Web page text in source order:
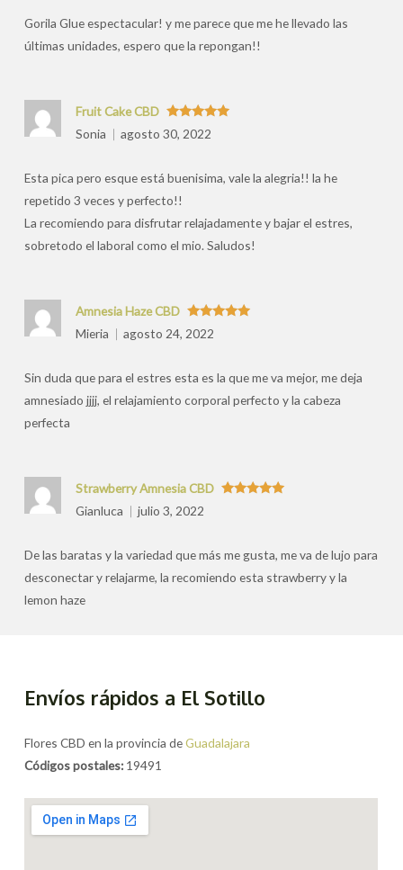
Gorila Glue espectacular! y me parece que me he llevado las
últimas unidades, espero que la repongan!!
Valorado
con5de 5
Fruit Cake CBD
Sonia
agosto 30, 2022
Esta pica pero esque está buenisima, vale la alegria!! la he
repetido 3 veces y perfecto!!
La recomiendo para disfrutar relajadamente y bajar el estres,
sobretodo el laboral como el mio. Saludos!
Valorado
con5
Amnesia Haze CBD
Mieria
agosto 24, 2022
Sin duda que para el estres esta es la que me va mejor, me deja
amnesiado jjjj, el relajamiento corporal perfecto y la cabeza
perfecta
Strawberry Amnesia CBD
Gianluca
julio 3, 2022
De las baratas y la variedad que más me gusta, me va de lujo para
desconectar y relajarme, la recomiendo esta strawberry y la
lemon haze
Envíos rápidos a El Sotillo
Flores CBD en la provincia deGuadalajara
Códigos postales: 19491